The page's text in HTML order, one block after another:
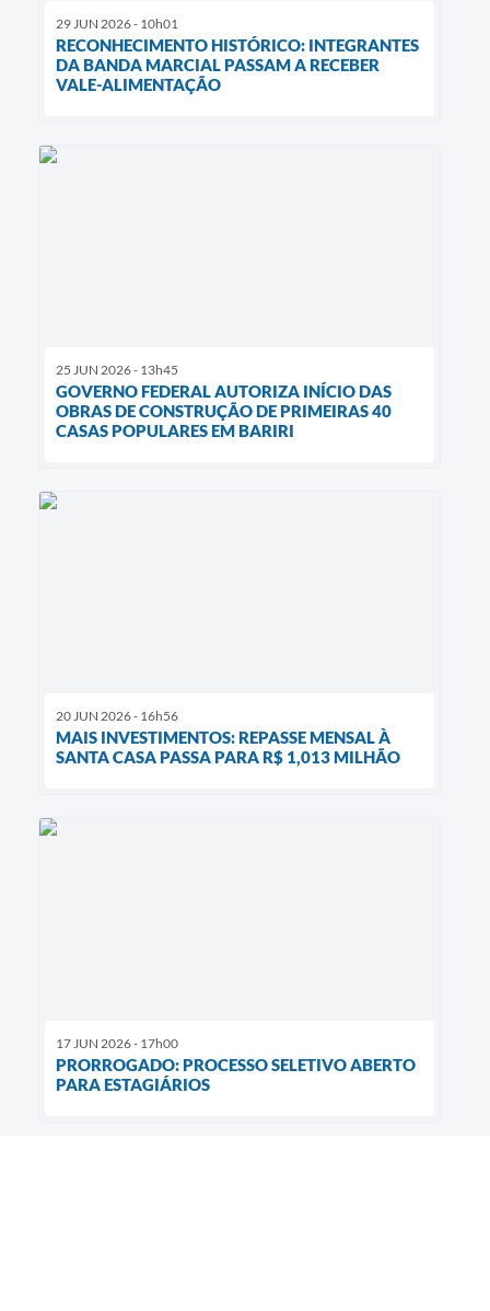
29 JUN 2026 - 10h01
RECONHECIMENTO HISTÓRICO: INTEGRANTES
DA BANDA MARCIAL PASSAM A RECEBER
VALE-ALIMENTAÇÃO
25 JUN 2026 - 13h45
GOVERNO FEDERAL AUTORIZA INÍCIO DAS
OBRAS DE CONSTRUÇÃO DE PRIMEIRAS 40
CASAS POPULARES EM BARIRI
20 JUN 2026 - 16h56
MAIS INVESTIMENTOS: REPASSE MENSAL À
SANTA CASA PASSA PARA R$ 1,013 MILHÃO
17 JUN 2026 - 17h00
PRORROGADO: PROCESSO SELETIVO ABERTO
PARA ESTAGIÁRIOS